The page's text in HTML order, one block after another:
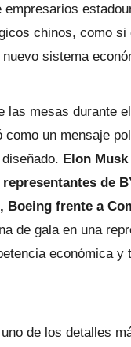
empresarios
chinos, como si
sistema
las mesas durante
como un mensaje
Elon
de
Boeing frente a
de gala en una
económica y
de los detalles